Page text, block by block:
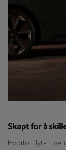
Skapt for å
Hvorfor flyte i